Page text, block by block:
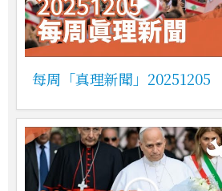
每周「真理新聞」20251205